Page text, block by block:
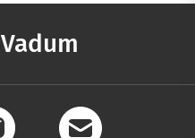
Vadum